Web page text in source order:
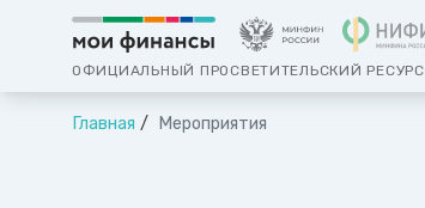
ОФИЦИАЛЬНЫЙ ПРОСВЕТИТЕЛЬСКИЙ РЕСУРС
Главная Мероприятия